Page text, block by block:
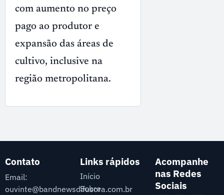
com aumento no preço
pago ao produtor e
expansão das áreas de
cultivo, inclusive na
região metropolitana.
Contato
Email:
ouvinte@bandnewsdifusora.com.br
Links rápidos
Início
Sobre
Acompanhe
nas Redes
Sociais